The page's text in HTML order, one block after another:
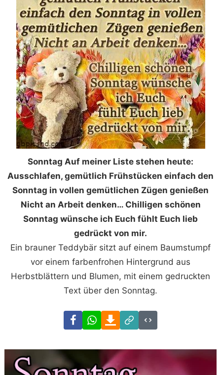
Sonntag Auf meiner Liste stehen heute:
Ausschlafen, gemütlich Frühstücken einfach den
Sonntag in vollen gemütlichen Zügen genießen
Nicht an Arbeit denken… Chilligen schönen
Sonntag wünsche ich Euch fühlt Euch lieb
gedrückt von mir.
Ein brauner Teddybär sitzt auf einem Baumstumpf
vor einem farbenfrohen Hintergrund aus
Herbstblättern und Blumen, mit einem gedruckten
Text über den Sonntag.
FacebookWhatsAppDownload
Link
Code